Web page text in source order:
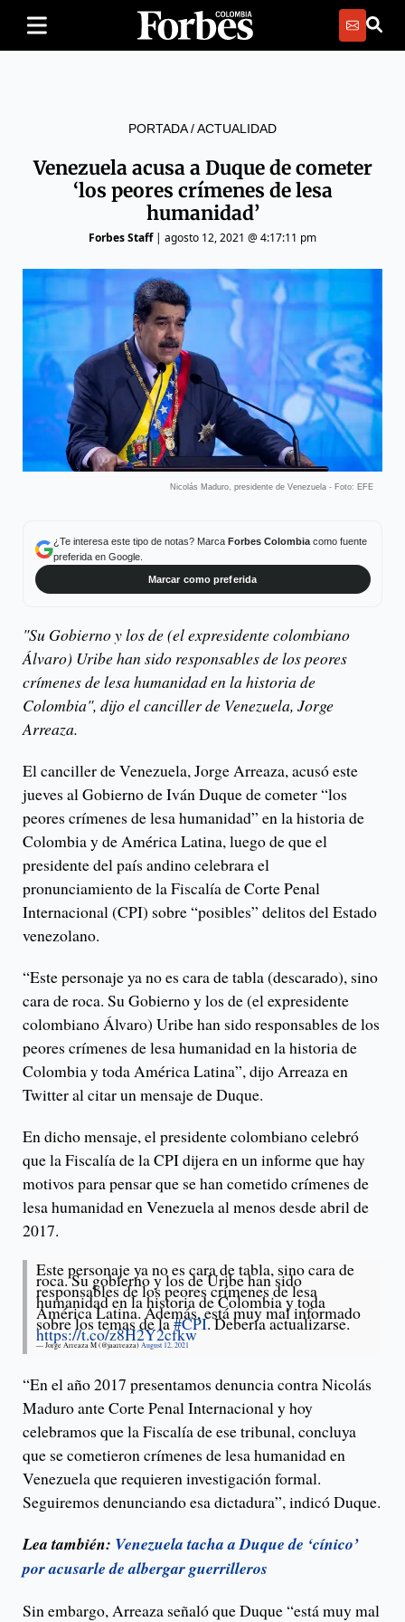
PORTADA/ACTUALIDAD
Venezuela acusa a Duque de cometer
‘los peores crímenes de lesa
humanidad’
Forbes Staff| agosto 12, 2021 @ 4:17:11 pm
Nicolás Maduro, presidente de Venezuela - Foto: EFE
¿Te interesa este tipo de notas? Marca Forbes Colombiacomo fuente
preferida en Google.
Marcar como preferida
"Su Gobierno y los de (el expresidente colombiano
Álvaro) Uribe han sido responsables de los peores
crímenes de lesa humanidad en la historia de
Colombia", dijo el canciller de Venezuela, Jorge
Arreaza.
El canciller de Venezuela, Jorge Arreaza, acusó este
jueves al Gobierno de Iván Duque de cometer “los
peores crímenes de lesa humanidad” en la historia de
Colombia y de América Latina, luego de que el
presidente del país andino celebrara el
pronunciamiento de la Fiscalía de Corte Penal
Internacional (CPI) sobre “posibles” delitos del Estado
venezolano.
“Este personaje ya no es cara de tabla (descarado), sino
cara de roca. Su Gobierno y los de (el expresidente
colombiano Álvaro) Uribe han sido responsables de los
peores crímenes de lesa humanidad en la historia de
Colombia y toda América Latina”, dijo Arreaza en
Twitter al citar un mensaje de Duque.
En dicho mensaje, el presidente colombiano celebró
que la Fiscalía de la CPI dijera en un informe que hay
motivos para pensar que se han cometido crímenes de
lesa humanidad en Venezuela al menos desde abril de
2017.
Este personaje ya no es cara de tabla, sino cara de
roca. Su gobierno y los de Uribe han sido
responsables de los peores crímenes de lesa
humanidad en la historia de Colombia y toda
América Latina. Además, está muy mal informado
sobre los temas de la#CPI. Debería actualizarse.
https://t.co/z8H2Y2cfkw
— Jorge Arreaza M (@jaarreaza) August 12, 2021
“En el año 2017 presentamos denuncia contra Nicolás
Maduro ante Corte Penal Internacional y hoy
celebramos que la Fiscalía de ese tribunal, concluya
que se cometieron crímenes de lesa humanidad en
Venezuela que requieren investigación formal.
Seguiremos denunciando esa dictadura”, indicó Duque.
Lea también: Venezuela tacha a Duque de ‘cínico’
por acusarle de albergar guerrilleros
Sin embargo, Arreaza señaló que Duque “está muy mal